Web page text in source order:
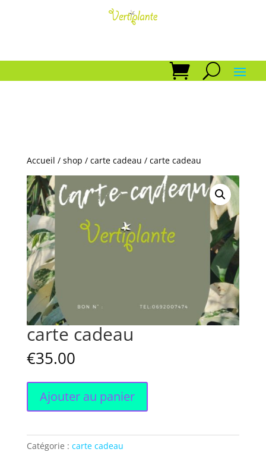
Accueil / shop / carte cadeau / carte cadeau
carte cadeau
€35.00
carte
Ajouter au panier
Catégorie : carte cadeau